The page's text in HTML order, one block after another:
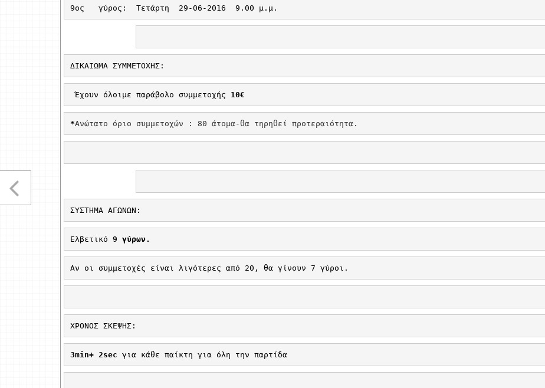
9ος γύρος: Τετάρτη 29-06-2016 9.00 μ.μ.
ΔΙΚΑΙΩΜΑ ΣΥΜΜΕΤΟΧΗΣ:
Έχουν όλοιμε παράβολο συμμετοχής 10€
*Ανώτατο όριο συμμετοχών : 80 άτομα-θα τηρηθεί προτεραιότητα.
ΣΥΣΤΗΜΑ ΑΓΩΝΩΝ:
Ελβετικό 9 γύρων.
Αν οι συμμετοχές είναι λιγότερες από 20, θα γίνουν 7 γύροι.
ΧΡΟΝΟΣ ΣΚΕΨΗΣ:
3min+ 2sec για κάθε παίκτη για όλη την παρτίδα